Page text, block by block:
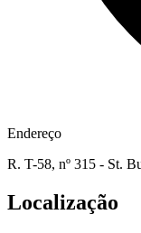
Endereço
R. T-58, nº 315 - St.
Localização